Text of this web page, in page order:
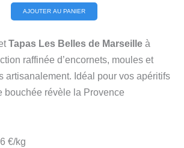
AJOUTER AU PANIER
Tapas Les Belles de Marseille à
raffinée d’encornets, moules et
artisanalement. Idéal pour vos apéritifs
bouchée révèle la Provence
€/kg